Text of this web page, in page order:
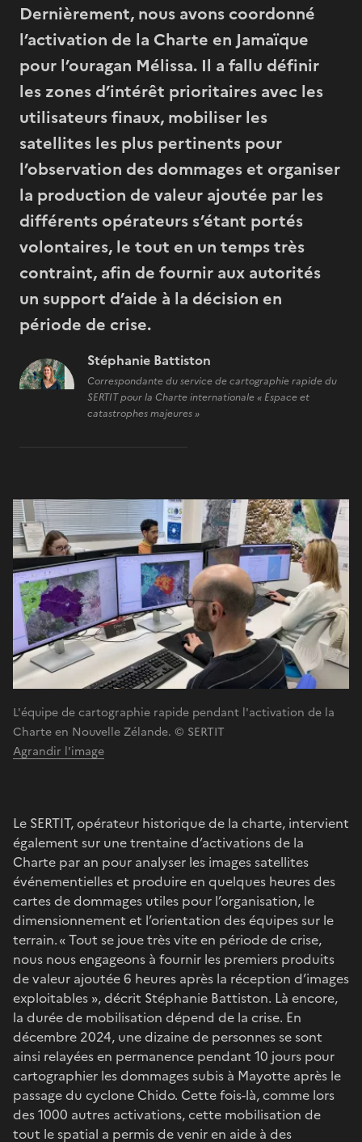
Dernièrement, nous avons coordonné
l’activation de la Charte en Jamaïque
pour l’ouragan Mélissa. Il a fallu définir
les zones d’intérêt prioritaires avec les
utilisateurs finaux, mobiliser les
satellites les plus pertinents pour
l’observation des dommages et organiser
la production de valeur ajoutée par les
différents opérateurs s’étant portés
volontaires, le tout en un temps très
contraint, afin de fournir aux autorités
un support d’aide à la décision en
période de crise.
Stéphanie Battiston
Correspondante du service de cartographie rapide du
SERTIT pour la Charte internationale « Espace et
catastrophes majeures »
L'équipe de cartographie rapide pendant l'activation de la
Charte en Nouvelle Zélande. © SERTIT
Agrandir l'image
Le SERTIT, opérateur historique de la charte, intervient
également sur une trentaine d’activations de la
Charte par an pour analyser les images satellites
événementielles et produire en quelques heures des
cartes de dommages utiles pour l’organisation, le
dimensionnement et l’orientation des équipes sur le
terrain. « Tout se joue très vite en période de crise,
nous nous engageons à fournir les premiers produits
de valeur ajoutée 6 heures après la réception d’images
exploitables », décrit Stéphanie Battiston. Là encore,
la durée de mobilisation dépend de la crise. En
décembre 2024, une dizaine de personnes se sont
ainsi relayées en permanence pendant 10 jours pour
cartographier les dommages subis à Mayotte après le
passage du cyclone Chido. Cette fois-là, comme lors
des 1000 autres activations, cette mobilisation de
tout le spatial a permis de venir en aide à des